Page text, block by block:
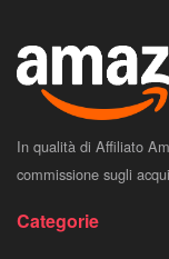
In qualità di Affiliato
commissione sugli
Categorie